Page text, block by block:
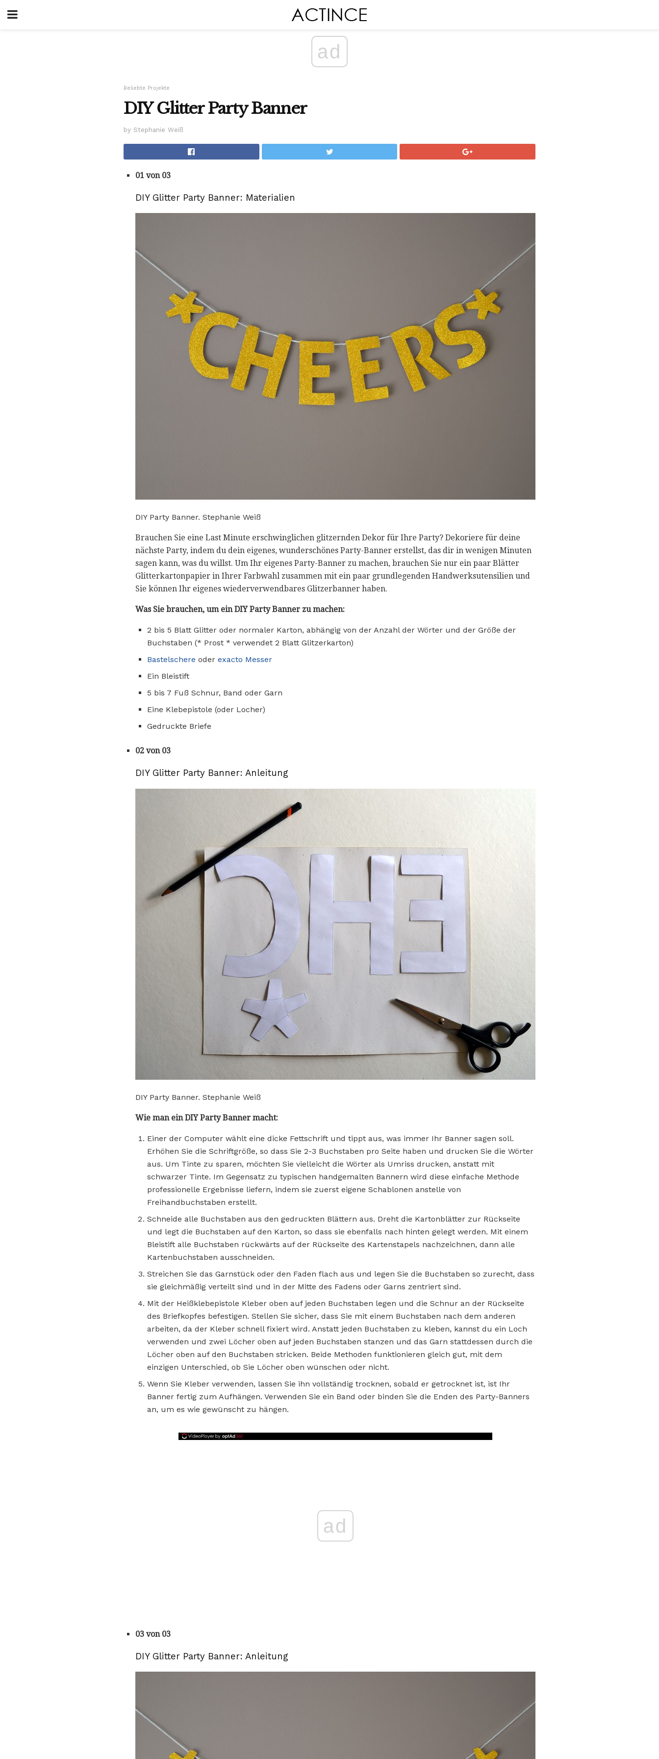
ad
Beliebte Projekte
DIY Glitter Party Banner
by Stephanie Weiß
01 von 03
DIY Glitter Party Banner: Materialien
DIY Party Banner. Stephanie Weiß
Brauchen Sie eine Last Minute erschwinglichen glitzernden Dekor für Ihre Party? Dekoriere für deine
nächste Party, indem du dein eigenes, wunderschönes Party-Banner erstellst, das dir in wenigen Minuten
sagen kann, was du willst. Um Ihr eigenes Party-Banner zu machen, brauchen Sie nur ein paar Blätter
Glitterkartonpapier in Ihrer Farbwahl zusammen mit ein paar grundlegenden Handwerksutensilien und
Sie können Ihr eigenes wiederverwendbares Glitzerbanner haben.
Was Sie brauchen, um ein DIY Party Banner zu machen:
2 bis 5 Blatt Glitter oder normaler Karton, abhängig von der Anzahl der Wörter und der Größe der
Buchstaben (* Prost * verwendet 2 Blatt Glitzerkarton)
Bastelschere oder exacto Messer
Ein Bleistift
5 bis 7 Fuß Schnur, Band oder Garn
Eine Klebepistole (oder Locher)
Gedruckte Briefe
02 von 03
DIY Glitter Party Banner: Anleitung
DIY Party Banner. Stephanie Weiß
Wie man ein DIY Party Banner macht:
Einer der Computer wählt eine dicke Fettschrift und tippt aus, was immer Ihr Banner sagen soll.
Erhöhen Sie die Schriftgröße, so dass Sie 2-3 Buchstaben pro Seite haben und drucken Sie die Wörter
aus. Um Tinte zu sparen, möchten Sie vielleicht die Wörter als Umriss drucken, anstatt mit
schwarzer Tinte. Im Gegensatz zu typischen handgemalten Bannern wird diese einfache Methode
professionelle Ergebnisse liefern, indem sie zuerst eigene Schablonen anstelle von
Freihandbuchstaben erstellt.
Schneide alle Buchstaben aus den gedruckten Blättern aus. Dreht die Kartonblätter zur Rückseite
und legt die Buchstaben auf den Karton, so dass sie ebenfalls nach hinten gelegt werden. Mit einem
Bleistift alle Buchstaben rückwärts auf der Rückseite des Kartenstapels nachzeichnen, dann alle
Kartenbuchstaben ausschneiden.
Streichen Sie das Garnstück oder den Faden flach aus und legen Sie die Buchstaben so zurecht, dass
sie gleichmäßig verteilt sind und in der Mitte des Fadens oder Garns zentriert sind.
Mit der Heißklebepistole Kleber oben auf jeden Buchstaben legen und die Schnur an der Rückseite
des Briefkopfes befestigen. Stellen Sie sicher, dass Sie mit einem Buchstaben nach dem anderen
arbeiten, da der Kleber schnell fixiert wird. Anstatt jeden Buchstaben zu kleben, kannst du ein Loch
verwenden und zwei Löcher oben auf jeden Buchstaben stanzen und das Garn stattdessen durch die
Löcher oben auf den Buchstaben stricken. Beide Methoden funktionieren gleich gut, mit dem
einzigen Unterschied, ob Sie Löcher oben wünschen oder nicht.
Wenn Sie Kleber verwenden, lassen Sie ihn vollständig trocknen, sobald er getrocknet ist, ist Ihr
Banner fertig zum Aufhängen. Verwenden Sie ein Band oder binden Sie die Enden des Party-Banners
an, um es wie gewünscht zu hängen.
ad
03 von 03
DIY Glitter Party Banner: Anleitung